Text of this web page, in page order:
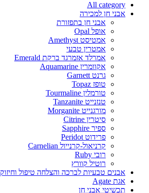
All category
אבני חן למכירה
אבני חן בתפזורת
אופל Opal
אמטיסט Amethyst
אמטרין טבעי
אמרלד אזמרגד ברקת Emerald
אקוומרין Aquamarine
גרנט Garnett
טופז Topaz
טורמלין Tourmaline
טנזנייט Tanzanite
מורגנייט Morganite
סיטרין Citrine
ספיר Sapphire
פרידוט Peridot
קרניאול-קרנייול Carnelian
רובי Ruby
רוטיל קוורץ
אבנים טבעיות לברכה והצלחה טיפול וחיזוק
אגת Agate
תכשיטי אבני חן